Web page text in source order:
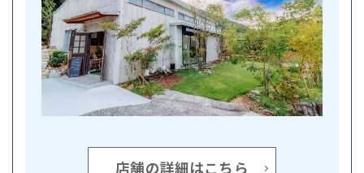
店舗の詳細はこちら